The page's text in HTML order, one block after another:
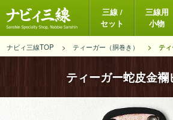
三線 /
セット
三線用
小物
ナビィ三線TOP ティーガー（胴巻き） テ
ティーガー蛇皮金襴